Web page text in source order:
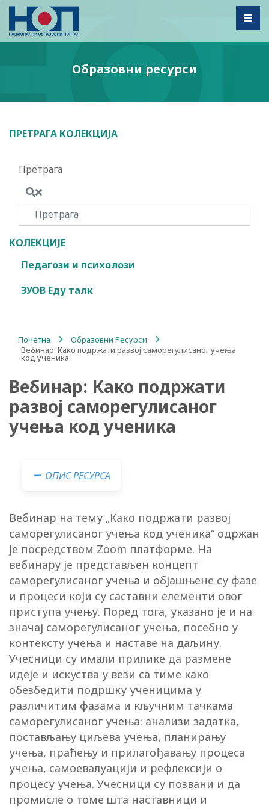
Образовни ресурси
ПРЕТРАГА КОЛЕКЦИЈА
Претрага
КОЛЕКЦИЈЕ
Педагози и психолози
ЗУОВ Еду талк
Почетна / Образовни Ресурси
/
Вебинар: Како подржати развој саморегулисаног учења
код ученика
Вебинар: Како подржати
развој саморегулисаног
учења код ученика
ОПИС РЕСУРСА
Вебинар на тему „Како подржати развој
саморегулисаног учења код ученика“ одржан
је посредством Zoom платформе. На
вебинару је представљен концепт
саморегулисаног учења и објашњене су фазе
и процеси који су саставни елементи овог
приступа учењу. Поред тога, указано је и на
значај саморегулисаног учења, посебно у
контексту учења и наставе на даљину.
Учесници су имали прилике да размене
идеје и искуства у вези са тиме како
обезбедити подршку ученицима у
различитим фазама и кључним тачкама
саморегулисаног учења: анализи задатка,
постављању циљева учења, планирању
учења, праћењу и прилагођавању процеса
учења, самоевалуацији и рефлексији о
процесу учења. Учесници су позвани и да
промисле о томе шта наставници и